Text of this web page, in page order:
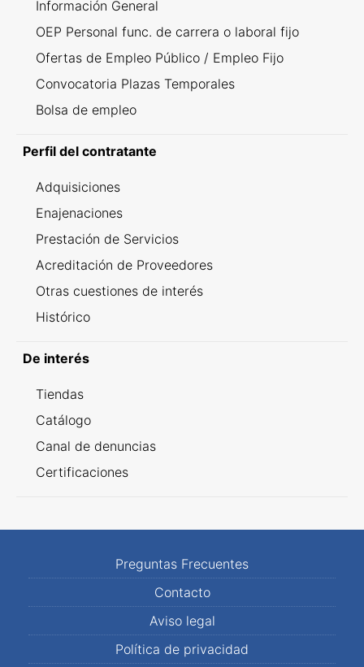
Información General
OEP Personal func. de carrera o laboral fijo
Ofertas de Empleo Público / Empleo Fijo
Convocatoria Plazas Temporales
Bolsa de empleo
Perfil del contratante
Adquisiciones
Enajenaciones
Prestación de Servicios
Acreditación de Proveedores
Otras cuestiones de interés
Histórico
De interés
Tiendas
Catálogo
Canal de denuncias
Certificaciones
Preguntas Frecuentes
Contacto
Aviso legal
Política de privacidad